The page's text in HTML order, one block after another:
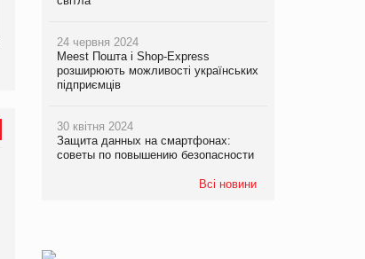
Kraft Heinz скоротила
24 червня 2024
Meest Пошта і Shop-Express
розширюють можливості українських
підприємців
30 квітня 2024
Защита данных на смартфонах:
советы по повышению безопасности
Всі новини